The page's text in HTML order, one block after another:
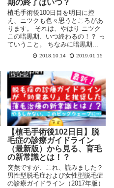
期の終了はいつ？
植毛手術後100日目を明日に控
え、ニツクも色々思うところがあ
ります。 それは、やはり ニツク
この暗黒期、いつ終わるの！？ っ
ていうこと。 ちなみに暗黒期...
2018.10.14 2019.01.15
植毛日記
【植毛手術後102日目】脱
毛症の診療ガイドライン
（最新版）から見る、育毛
の新常識とは！？
突然ですが、これ、読みました？
男性型脱毛症および女性型脱毛症
の診療ガイドライン（2017年版）